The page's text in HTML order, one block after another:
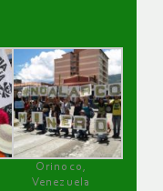
Orinoco,
Venezuela